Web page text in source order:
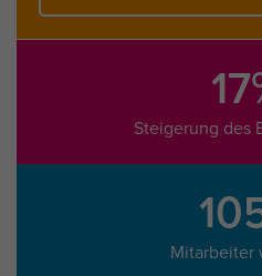
Steigerung des
Mitarbeiter